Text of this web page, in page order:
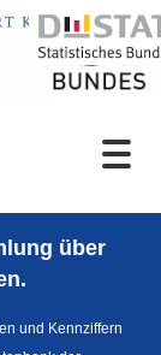
über
und Kennziffern